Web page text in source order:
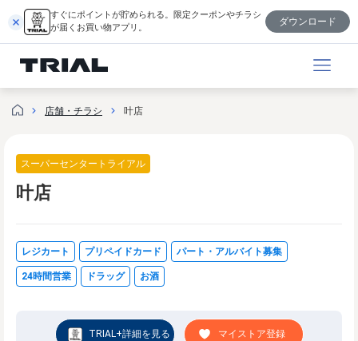
内
すぐにポイントが貯められる。限定クーポンやチラシ
が届くお買い物アプリ。
ダウンロード
店舗・チラシ 叶店
スーパーセンタートライアル
叶店
レジカート プリペイドカード パート・アルバイト募集
24時間営業 ドラッグ お酒
TRIAL+詳細を見る マイストア登録